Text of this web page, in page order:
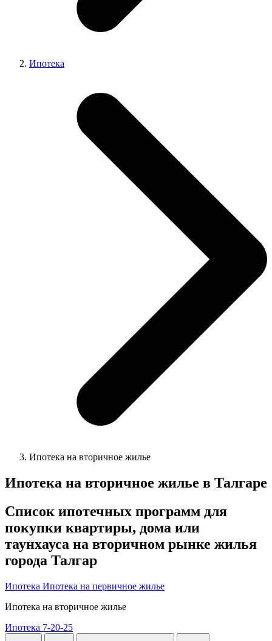
Ипотека
Ипотека на вторичное жилье
Ипотека на вторичное жилье в Талгаре
Список ипотечных программ для
покупки квартиры, дома или
таунхауса на вторичном рынке жилья
города Талгар
Ипотека Ипотека на первичное жилье
Ипотека на вторичное жилье
Ипотека 7-20-25